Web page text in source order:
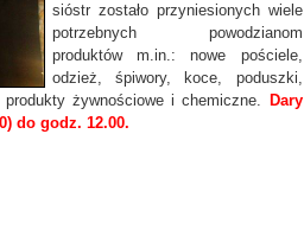
sióstr zostało przyniesionych wiele
potrzebnych powodzianom
produktów m.in.: nowe pościele,
odzież, śpiwory, koce, poduszki,
żywnościowe i chemiczne.
Dary
do godz. 12.00.